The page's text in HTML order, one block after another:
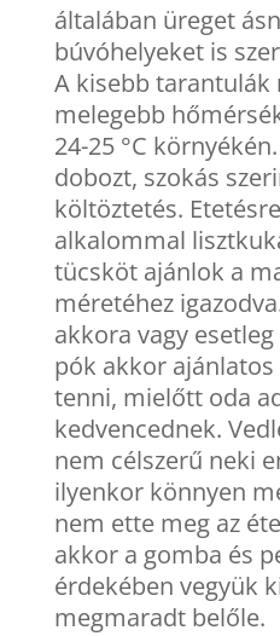
általában üreget
búvóhelyeket is
A kisebb tarantulák
melegebb
24-25 °C
dobozt, szokás
költöztetés.
alkalommal
tücsköt ajánlok a
méretéhez
akkora vagy
pók akkor
tenni, mielőtt oda
kedvencednek.
nem célszerű neki
ilyenkor könnyen
nem ette meg az
akkor a gomba és
érdekében vegyük
megmaradt belőle.